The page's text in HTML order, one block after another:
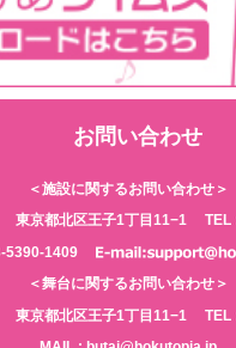
お問い合わせ
＜施設に関するお問い合わせ＞
東京都北区王子1丁目11−1
5390-1409
＜舞台に関するお問い合わせ＞
東京都北区王子1丁目11−1 TEL